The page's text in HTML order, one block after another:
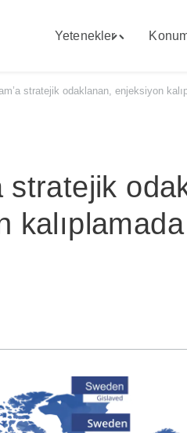
Yetenekler
Toggle
stratejik odaklanan, enjeksiyon
stratejik